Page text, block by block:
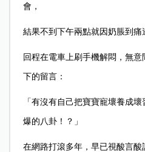
會，
結果不到下午兩點就因奶脹到痛
回程在電車上刷手機解悶，無
下的留言：
「有沒有自己把寶寶寵壞養成
爆的八卦！？」
在網路打滾多年，早已視酸言